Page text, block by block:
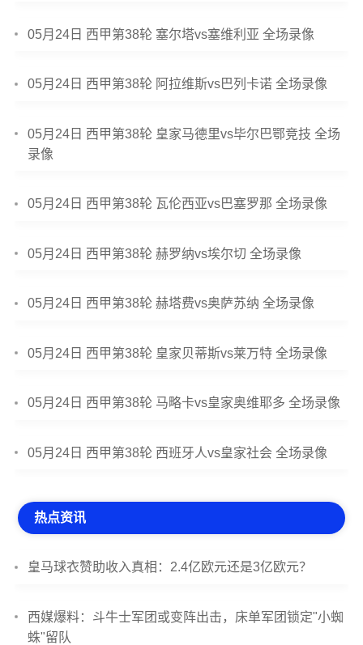
05月24日 西甲第38轮 塞尔塔vs塞维利亚 全场录像
05月24日 西甲第38轮 阿拉维斯vs巴列卡诺 全场录像
05月24日 西甲第38轮 皇家马德里vs毕尔巴鄂竞技 全场
录像
05月24日 西甲第38轮 瓦伦西亚vs巴塞罗那 全场录像
05月24日 西甲第38轮 赫罗纳vs埃尔切 全场录像
05月24日 西甲第38轮 赫塔费vs奥萨苏纳 全场录像
05月24日 西甲第38轮 皇家贝蒂斯vs莱万特 全场录像
05月24日 西甲第38轮 马略卡vs皇家奥维耶多 全场录像
05月24日 西甲第38轮 西班牙人vs皇家社会 全场录像
热点资讯
皇马球衣赞助收入真相：2.4亿欧元还是3亿欧元？
西媒爆料：斗牛士军团或变阵出击，床单军团锁定"小蜘
蛛"留队